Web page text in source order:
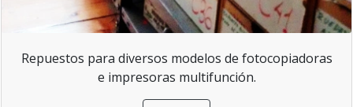
Repuestos para diversos modelos de fotocopiadoras
e impresoras multifunción.